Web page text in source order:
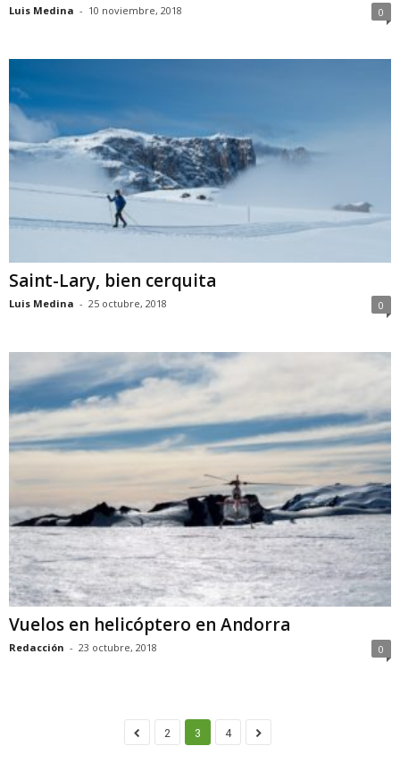
Luis Medina - 10 noviembre, 2018 0
Saint-Lary, bien cerquita
Luis Medina - 25 octubre, 2018 0
Vuelos en helicóptero en Andorra
Redacción - 23 octubre, 2018 0
2 3 4